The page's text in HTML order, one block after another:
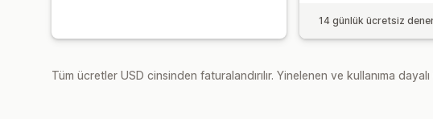
14 günlük ücretsiz
Tüm ücretler USD cinsinden faturalandırılır. Yinelenen ve kullanıma